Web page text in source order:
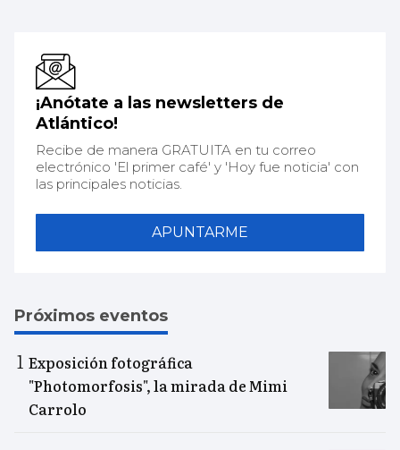
¡Anótate a las newsletters de
Atlántico!
Recibe de manera GRATUITA en tu correo
electrónico 'El primer café' y 'Hoy fue noticia' con
las principales noticias.
APUNTARME
Próximos eventos
Exposición fotográfica
"Photomorfosis", la mirada de Mimi
Carrolo